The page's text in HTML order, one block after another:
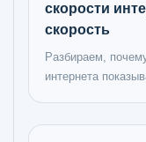
скорости
скорость
Разбираем,
интернета